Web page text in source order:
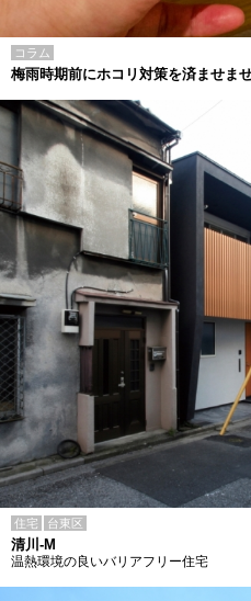
コラム
梅雨時期前にホコリ対策を済ませま
住宅 台東区
清川-M
温熱環境の良いバリアフリー住宅